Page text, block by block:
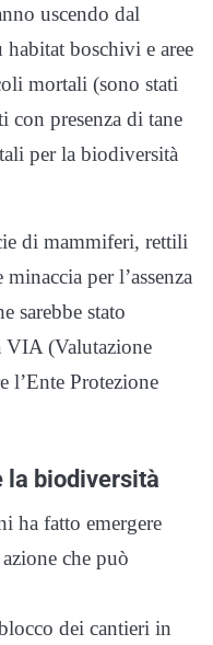
uscendo dal
boschivi e aree
mortali (sono stati
con presenza di tane
per la biodiversità
di mammiferi, rettili
per l’assenza
sarebbe stato
VIA (Valutazione
l’Ente Protezione
la biodiversità
ha fatto emergere
che può
dei cantieri in